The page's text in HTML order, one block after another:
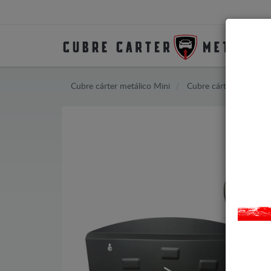
Cubre cárter metálico Mini Cubre cárter metálico